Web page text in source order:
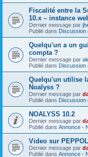
Fiscalité entre la
10.x – instance
Dernier message par
Publié dans Discussion
Quelqu'un a un
compta ?
Dernier message par
Publié dans Discussion
Quelqu'un utilise
Noalyss ?
Dernier message par
Publié dans Discussion
NOALYSS 10.2
Dernier message par
Publié dans Annonce -
Video sur
Dernier message par
Publié dans Annonce -